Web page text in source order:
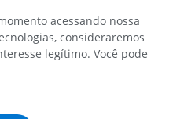
BAIXE O
acessando nossa
consideraremos
legítimo. Você pode